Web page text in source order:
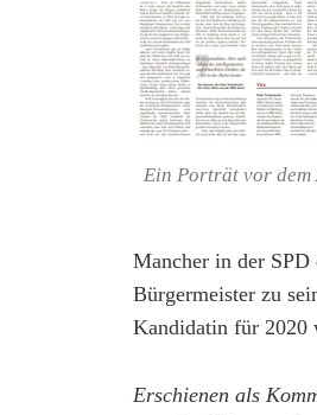
Ein Porträt vor
Mancher in der SPD
Bürgermeister zu
Kandidatin für 2020
Erschienen als